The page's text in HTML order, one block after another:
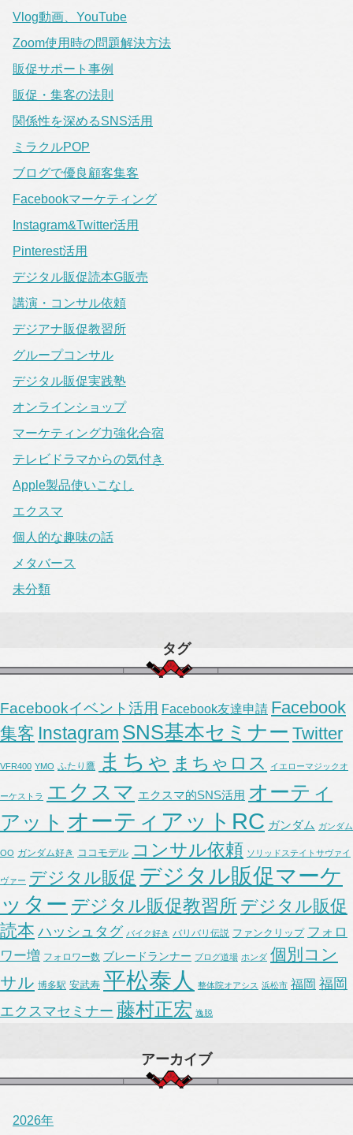
Vlog動画、YouTube
Zoom使用時の問題解決方法
販促サポート事例
販促・集客の法則
関係性を深めるSNS活用
ミラクルPOP
ブログで優良顧客集客
Facebookマーケティング
Instagram&Twitter活用
Pinterest活用
デジタル販促読本G販売
講演・コンサル依頼
デジアナ販促教習所
グループコンサル
デジタル販促実践塾
オンラインショップ
マーケティング力強化合宿
テレビドラマからの気付き
Apple製品使いこなし
エクスマ
個人的な趣味の話
メタバース
未分類
タグ
Facebookイベント活用 Facebook友達申請 Facebook
集客 Instagram SNS基本セミナー Twitter
VFR400 YMO ふたり鷹 まちゃ まちゃロス イエローマジックオ
ーケストラ エクスマ エクスマ的SNS活用 オーティ
アット オーティアットRC ガンダム ガンダム
OO ガンダム好き ココモデル コンサル依頼 ソリッドステイトサヴァイ
ヴァー デジタル販促 デジタル販促マーケ
ッター デジタル販促教習所 デジタル販促
読本 ハッシュタグ バイク好き バリバリ伝説 ファンクリップ フォロ
ワー増 フォロワー数 ブレードランナー ブログ道場 ホンダ 個別コン
サル 博多駅 安武寿 平松泰人 整体院オアシス 浜松市 福岡 福岡
エクスマセミナー 藤村正宏 逸脱
アーカイブ
2026年